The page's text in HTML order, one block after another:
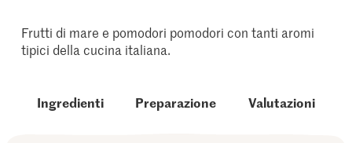
Frutti di mare e pomodori pomodori con tanti aromi
tipici della cucina italiana.
Ingredienti Preparazione Valutazioni